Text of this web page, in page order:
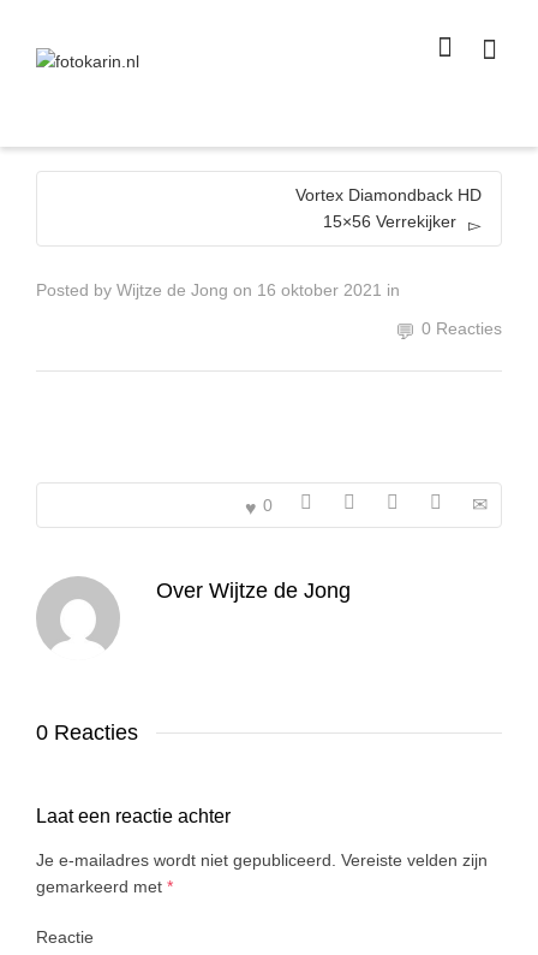
size
Super Search
Vortex Diamondback HD
15×56 Verrekijker
Posted by Wijtze de Jong on 16 oktober 2021 in
0 Reacties
0
Over Wijtze de Jong
0 Reacties
Laat een reactie achter
Je e-mailadres wordt niet gepubliceerd. Vereiste velden zijn
gemarkeerd met *
Reactie